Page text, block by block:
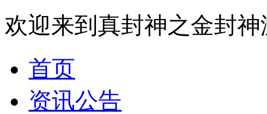
欢迎来到真封神之金封
首页
资讯公告